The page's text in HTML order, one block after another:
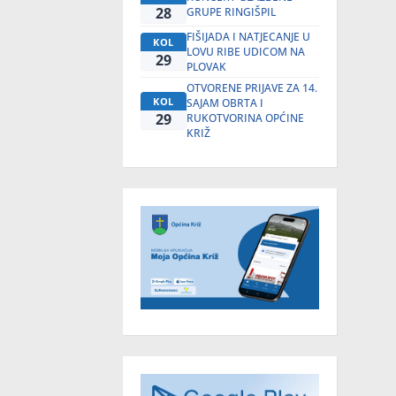
28
GRUPE RINGIŠPIL
KOL
29
FIŠIJADA I NATJECANJE U
LOVU RIBE UDICOM NA
PLOVAK
KOL
29
OTVORENE PRIJAVE ZA 14.
SAJAM OBRTA I
RUKOTVORINA OPĆINE
KRIŽ